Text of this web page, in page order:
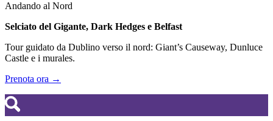
Andando al Nord
Selciato del Gigante, Dark Hedges e Belfast
Tour guidato da Dublino verso il nord: Giant’s Causeway, Dunluce
Castle e i murales.
Prenota ora →